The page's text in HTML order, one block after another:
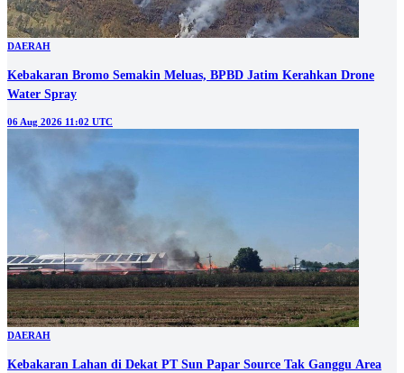
DAERAH
Kebakaran Lahan di Dekat PT Sun Papar Source Tak Ganggu Area
06 Aug 2026 09:00 UTC
Lihat selengkapnya
#1
Terlambat
#2
Mengaku Anak Korban, Napi Jalankan Penipuan Emas Murah dari
Balik Penjara